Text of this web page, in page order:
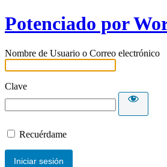
Potenciado por
Nombre de Usuario o Correo electrónico
Clave
Recuérdame